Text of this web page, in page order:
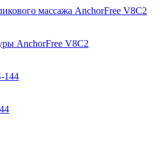
AnchorFree V8C2